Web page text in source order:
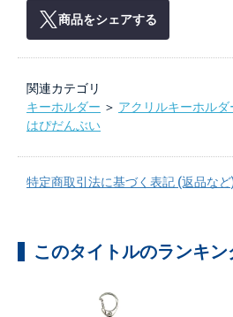
商品をシェアする
関連カテゴリ
キーホルダー ＞ アクリルキーホルダ
はぴだんぶい
特定商取引法に基づく表記 (返品など
このタイトルのランキン